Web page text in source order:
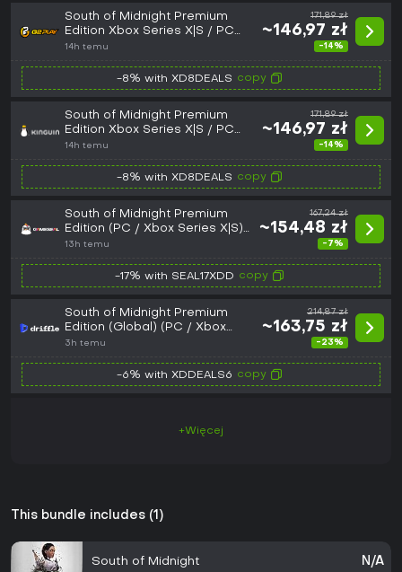
South of Midnight Premium
Edition Xbox Series X|S / PC
CD Key
14h temu
171,89 zł
~146,97 zł
-14%
-8% with XD8DEALS copy
South of Midnight Premium
Edition Xbox Series X|S / PC
CD Key
14h temu
171,89 zł
~146,97 zł
-14%
-8% with XD8DEALS copy
South of Midnight Premium
Edition (PC / Xbox Series X|S)
Microsoft Store Key - GLOBAL
13h temu
167,24 zł
~154,48 zł
-7%
-17% with SEAL17XDD copy
South of Midnight Premium
Edition (Global) (PC / Xbox
Series X|S) - Xbox Live - Digital
3h temu
214,87 zł
~163,75 zł
-23%
-6% with XDDEALS6 copy
+Więcej
This bundle includes (1)
South of Midnight N/A